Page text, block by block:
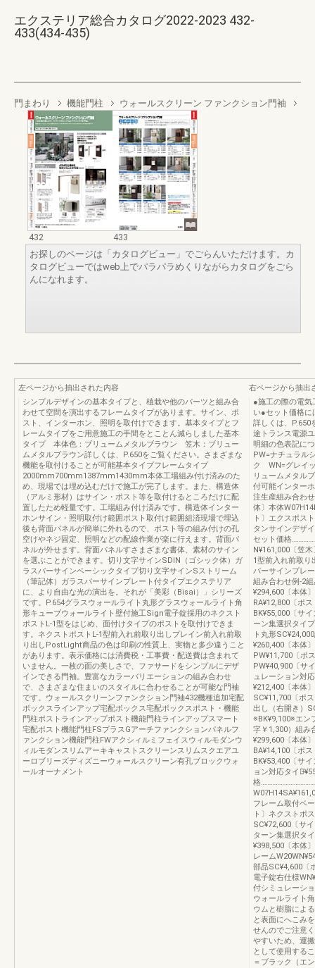
エクステリア総合カタログ2022-2023 432-
433(434-435)
門まわり 機能門柱 ウォールスクリーン ファンクション門袖
432
433
お探しのページは「カタログビュー」でごらんいただけます。カ
タログビューではweb上でパラパラめくりながらカタログをごら
んになれます。
左ページから抽出された内容
シンプルデザインの基本タイプと、植栽や他のパーツと組み合
わせて空間を演出するフレームタイプがあります。サイン、ポ
スト、インターホン、照明を取付けできます。基本タイプとフ
レームタイプをご用意施工の手間をとことん減らしました基本
タイプ 本体色：ブリュームメタルブラウン 笠木：ブリュー
ムメタルブラウン詳しくは、P.650をご覧ください。さまざまな
機能を取付けることが可能基本タイプフレームタイプ
2000mm700mm1387mm1430mm本体工場組み付け済みのた
め、現場では埋め込むだけで施工が完了します。また、構造体
（アルミ形材）はサイン・ポスト等を取付けるところだけに配
置したため軽量です。工場組み付け済みです。構造体インター
ホンサイン・照明取付け範囲ポスト取付け範囲組済現場で埋込
後も背面パネルが簡単に外れるので、ポスト等の組み付けの孔
空けやネジ固定、照明などの配線作業が楽に行えます。背面パ
ネルが外せます。背面パネルすさまざまな書体、素材のサイン
を選ぶことができます。切り文字サインSDIN（ゴシック体）ガ
ラスバーサインベーシックタイプ切り文字サインSストリーム
（筆記体）ガラスバーサインプレート付タイプエクステリア
に、より自由な光の演出を。それが「美彩（Bisai）」シリーズ
です。P.654グラスウォールライト丸形グラスウォールライト角
形キューブウォールライト壁付施工Sign電子錠採用のネクスト
ポストL-1型をはじめ、面付けタイプのポストを取付けできま
す。ネクストポストL-1型前入れ前取り出しプレイン前入れ前取
り出しPostLight商品の色は印刷の性質上、実物と多少違うこと
があります。表示価格には消費税・工事費・配送費は含まれて
いません。一枚の面の美しさで、ファサードをシンプルにデザ
インできる門袖。豊富なカラーバリエーションの組み合わせ
で、さまざまな住まいのスタイルに合わせることが可能な門袖
です。ウォールスクリーンファンクション門袖432機種追加宅配
ボックスラインアップ宅配ボックス宅配ボックスポスト・機能
門柱ポストラインアップポスト機能門柱ラインアップスマート
宅配ポスト機能門柱FSプラスGアーチファンクションパネルフ
ァンクション機能門柱FWアクシィルミフェイスウィルモダンウ
ィルモダンスリムアーキキャストスクリーンスリムスクエアユ
ーロブリーズディズニーウォールスクリーン有孔ブロックウォ
ールオーナメント
右ページから抽出
●施工の際の電気
い●セット価格に
詳しくは、P.650
途トランス電源
明細の色表記に
PW=ナチュラル
ク WN=グレイ
リュームメタル
付可能インター
注生産組み合わ
体〕本体
ト〕エクスポス
タンサインデザ
セット価格
N¥161,000〔笠
1型前入れ前取り
バーサインプレ
組み合わせ例-2
¥294,600〔本体
RA¥12,800〔ポ
BK¥55,000〔サ
ーン集選択タイ
ト丸形
¥260,400〔本体
PW¥11,700〔ポ
PW¥40,900〔サ
ュレーション対
¥212,400〔本体
SC¥11,700〔ポ
出し（右開き）
※BK¥9,100※エン
字￥1,300）組
¥299,600〔本体
BA¥14,100〔ポ
BK¥53,400〔サ
ョン対応タイプ̶
格
フレーム取付ベ
ト〕ネクストポ
SC¥72,600〔サ
ターン集選択タ
¥398,500〔本体
レーム
部品SC¥4,600〔
電子錠右仕様
付シミュレーシ
ウォールライト
ウムと樹脂によ
と表面にへこみ
せんのでご注意
やすいため、運
として使用する
＝ブラック（エ